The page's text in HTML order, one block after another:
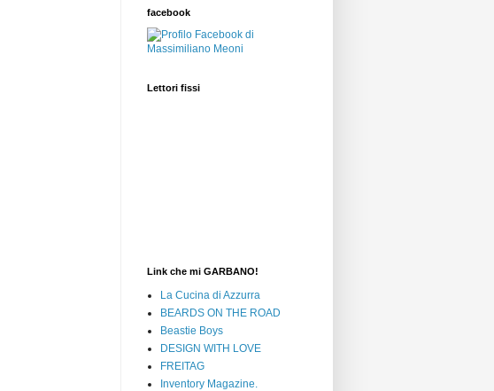
facebook
Lettori fissi
Link che mi GARBANO!
La Cucina di Azzurra
BEARDS ON THE ROAD
Beastie Boys
DESIGN WITH LOVE
FREITAG
Inventory Magazine.